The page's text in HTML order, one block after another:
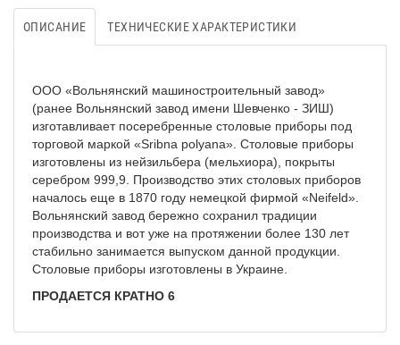
ОПИСАНИЕ ТЕХНИЧЕСКИЕ ХАРАКТЕРИСТИКИ
ООО «Вольнянский машиностроительный завод»
(ранее Вольнянский завод имени Шевченко - ЗИШ)
изготавливает посеребренные столовые приборы под
торговой маркой «Sribna polyana». Столовые приборы
изготовлены из нейзильбера (мельхиора), покрыты
серебром 999,9. Производство этих столовых приборов
началось еще в 1870 году немецкой фирмой «Neifeld».
Вольнянский завод бережно сохранил традиции
производства и вот уже на протяжении более 130 лет
стабильно занимается выпуском данной продукции.
Столовые приборы изготовлены в Украине.
ПРОДАЕТСЯ КРАТНО 6